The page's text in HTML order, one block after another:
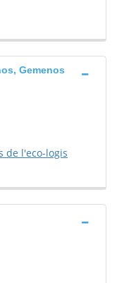
Gemenos
de l'eco-logis